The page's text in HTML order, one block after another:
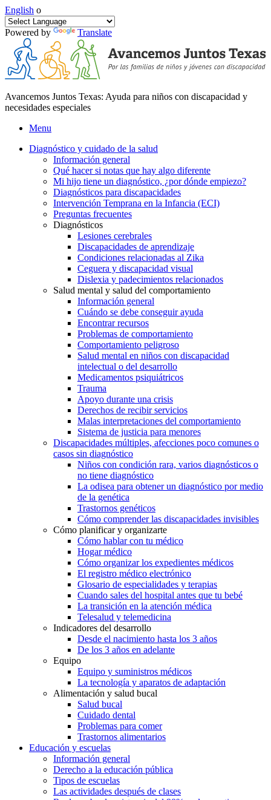
English o
Powered by Translate
Avancemos Juntos Texas: Ayuda para niños con discapacidad y
necesidades especiales
Menu
Diagnóstico y cuidado de la salud
Información general
Qué hacer si notas que hay algo diferente
Mi hijo tiene un diagnóstico, ¿por dónde empiezo?
Diagnósticos para discapacidades
Intervención Temprana en la Infancia (ECI)
Preguntas frecuentes
Diagnósticos
Lesiones cerebrales
Discapacidades de aprendizaje
Condiciones relacionadas al Zika
Ceguera y discapacidad visual
Dislexia y padecimientos relacionados
Salud mental y salud del comportamiento
Información general
Cuándo se debe conseguir ayuda
Encontrar recursos
Problemas de comportamiento
Comportamiento peligroso
Salud mental en niños con discapacidad
intelectual o del desarrollo
Medicamentos psiquiátricos
Trauma
Apoyo durante una crisis
Derechos de recibir servicios
Malas interpretaciones del comportamiento
Sistema de justicia para menores
Discapacidades múltiples, afecciones poco comunes o
casos sin diagnóstico
Niños con condición rara, varios diagnósticos o
no tiene diagnóstico
La odisea para obtener un diagnóstico por medio
de la genética
Trastornos genéticos
Cómo comprender las discapacidades invisibles
Cómo planificar y organizarte
Cómo hablar con tu médico
Hogar médico
Cómo organizar los expedientes médicos
El registro médico electrónico
Glosario de especialidades y terapias
Cuando sales del hospital antes que tu bebé
La transición en la atención médica
Telesalud y telemedicina
Indicadores del desarrollo
Desde el nacimiento hasta los 3 años
De los 3 años en adelante
Equipo
Equipo y suministros médicos
La tecnología y aparatos de adaptación
Alimentación y salud bucal
Salud bucal
Cuidado dental
Problemas para comer
Trastornos alimentarios
Educación y escuelas
Información general
Derecho a la educación pública
Tipos de escuelas
Las actividades después de clases